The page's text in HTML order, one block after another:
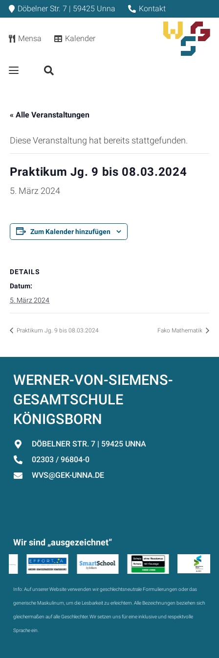
Döbelner Str. 7 | 59425 Unna Kontakt
Mensa Kalender
« Alle Veranstaltungen
Diese Veranstaltung hat bereits stattgefunden.
Praktikum Jg. 9 bis 08.03.2024
5. März 2024
Zum Kalender hinzufügen
DETAILS
Datum:
5. März 2024
Praktikum Jg. 9 bis 08.03.2024 Fako Mathematik
WERNER-VON-SIEMENS-
GESAMTSCHULE
KÖNIGSBORN
DÖBELNER STR. 7 | 59425 UNNA
02303 / 96804-0
WVS@GEK-UNNA.DE
Wir sind „ausgezeichnet“
Info:Auf unserer Website verwenden wir geschlechtsneutrale Formulierungen oder das
generische Maskulinum, um die Lesbarkeit zu erleichtern. Alle Bezeichnungen beziehen sich
gleichermaßen auf alle Geschlechter. Wir setzen uns für eine inklusive und respektvolle
Sprache ein.